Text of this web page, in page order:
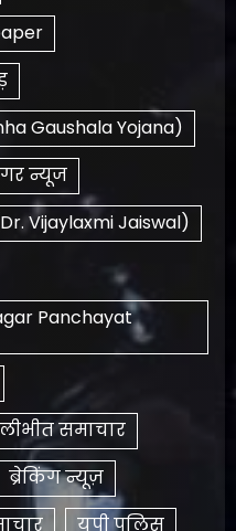
Gaushala Yojana)
न्यूज
Vijaylaxmi Jaiswal)
Panchayat
समाचार
ब्रेकिंग न्यूज़
यूपी पुलिस